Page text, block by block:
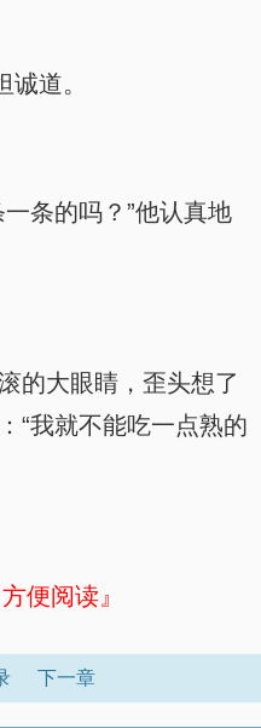
诚道。
条的吗？”他认真地
的大眼睛，歪头想了
“我就不能吃一点熟的
便阅读』
下一章